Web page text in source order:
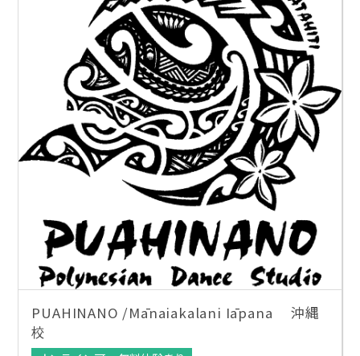
PUAHINANO /Mānaiakalani Iāpana 沖縄
校